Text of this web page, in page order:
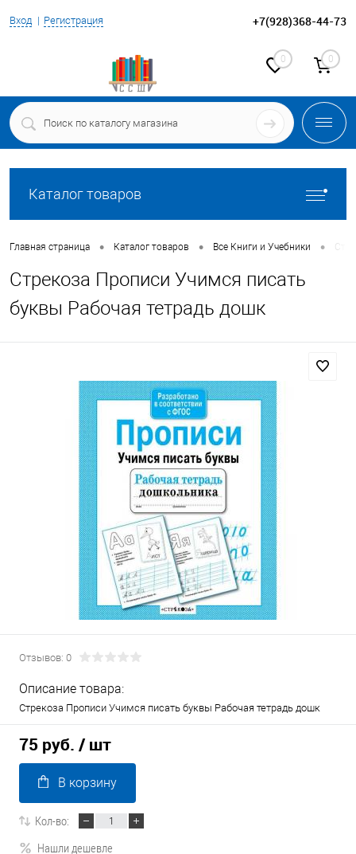
Вход Регистрация +7(928)368-44-73
0 0
Каталог товаров
Главная страница • Каталог товаров • Все Книги и Учебники •
Стрекоза Прописи Учимся писать
буквы Рабочая тетрадь дошк
Отзывов: 0
Описание товара:
Стрекоза Прописи Учимся писать буквы Рабочая тетрадь дошк
75 руб. / шт
В корзину
Кол-во:
Нашли дешевле